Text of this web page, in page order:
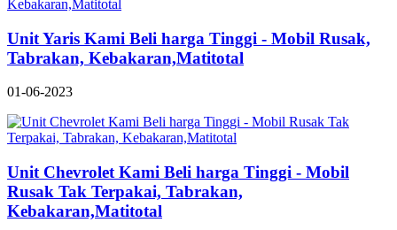
Unit Yaris Kami Beli harga Tinggi - Mobil Rusak,
Tabrakan, Kebakaran,Matitotal
01-06-2023
Unit Chevrolet Kami Beli harga Tinggi - Mobil
Rusak Tak Terpakai, Tabrakan,
Kebakaran,Matitotal